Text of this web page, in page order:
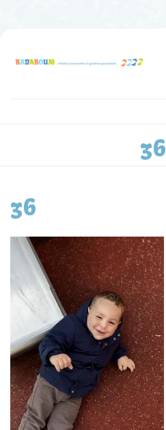
36
36